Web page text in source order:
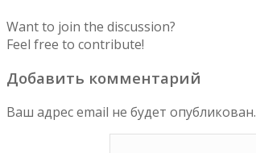
Want to join the discussion?
Feel free to contribute!
Добавить комментарий
Ваш адрес email не будет опубликован.